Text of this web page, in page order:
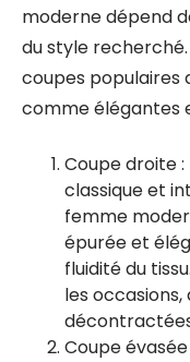
moderne dépend
du style
coupes populaires
comme élégantes
Coupe droite
classique et
femme
épurée et
fluidité du
les occasions,
Coupe